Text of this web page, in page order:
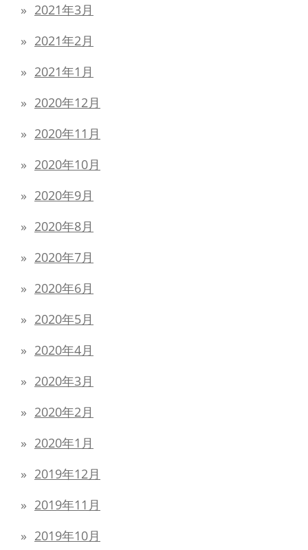
2021年3月
2021年2月
2021年1月
2020年12月
2020年11月
2020年10月
2020年9月
2020年8月
2020年7月
2020年6月
2020年5月
2020年4月
2020年3月
2020年2月
2020年1月
2019年12月
2019年11月
2019年10月